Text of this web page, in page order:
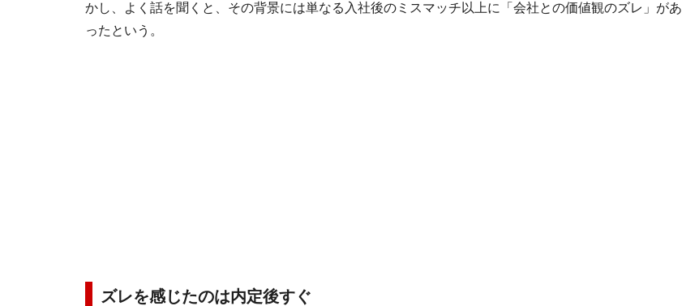
かし、よく話を聞くと、その背景には単なる入社後のミスマッチ以上に「会社との価値観のズレ」があ
ったという。
ズレを感じたのは内定後すぐ